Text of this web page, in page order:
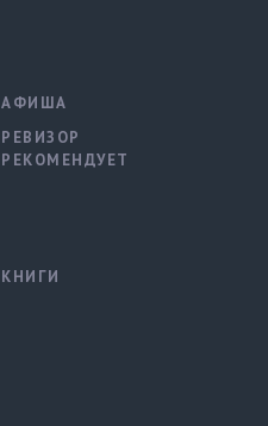
АФИША
РЕВИЗОР
РЕКОМЕНДУЕТ
КНИГИ